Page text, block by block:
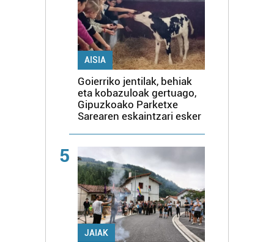
AISIA
Goierriko jentilak, behiak
eta kobazuloak gertuago,
Gipuzkoako Parketxe
Sarearen eskaintzari esker
5
JAIAK